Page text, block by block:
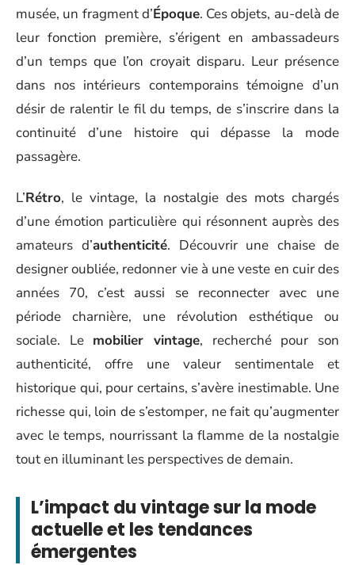
musée, un fragment d’Époque. Ces objets, au-delà de
leur fonction première, s’érigent en ambassadeurs
d’un temps que l’on croyait disparu. Leur présence
dans nos intérieurs contemporains témoigne d’un
désir de ralentir le fil du temps, de s’inscrire dans la
continuité d’une histoire qui dépasse la mode
passagère.
L’Rétro, le vintage, la nostalgie des mots chargés
d’une émotion particulière qui résonnent auprès des
amateurs d’authenticité. Découvrir une chaise de
designer oubliée, redonner vie à une veste en cuir des
années 70, c’est aussi se reconnecter avec une
période charnière, une révolution esthétique ou
sociale. Le mobilier vintage, recherché pour son
authenticité, offre une valeur sentimentale et
historique qui, pour certains, s’avère inestimable. Une
richesse qui, loin de s’estomper, ne fait qu’augmenter
avec le temps, nourrissant la flamme de la nostalgie
tout en illuminant les perspectives de demain.
L’impact du vintage sur la mode
actuelle et les tendances
émergentes